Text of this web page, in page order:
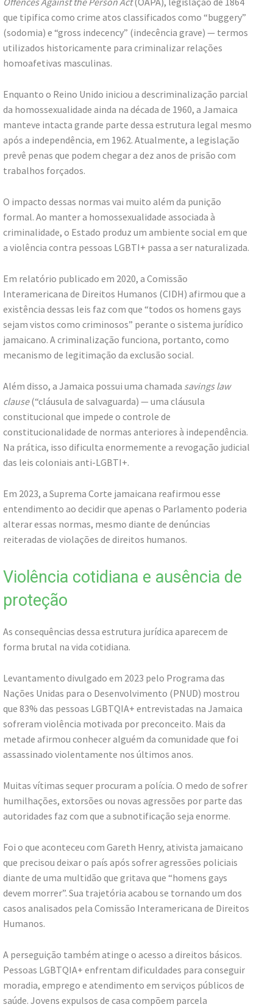
que tipifica como crime atos classificados como “buggery”
(sodomia) e “gross indecency” (indecência grave) — termos
utilizados historicamente para criminalizar relações
homoafetivas masculinas.
Enquanto o Reino Unido iniciou a descriminalização parcial
da homossexualidade ainda na década de 1960, a Jamaica
manteve intacta grande parte dessa estrutura legal mesmo
após a independência, em 1962. Atualmente, a legislação
prevê penas que podem chegar a dez anos de prisão com
trabalhos forçados.
O impacto dessas normas vai muito além da punição
formal. Ao manter a homossexualidade associada à
criminalidade, o Estado produz um ambiente social em que
a violência contra pessoas LGBTI+ passa a ser naturalizada.
Em relatório publicado em 2020, a Comissão
Interamericana de Direitos Humanos (CIDH) afirmou que a
existência dessas leis faz com que “todos os homens gays
sejam vistos como criminosos” perante o sistema jurídico
jamaicano. A criminalização funciona, portanto, como
mecanismo de legitimação da exclusão social.
Além disso, a Jamaica possui uma chamada savings law
clause(“cláusula de salvaguarda) — uma cláusula
constitucional que impede o controle de
constitucionalidade de normas anteriores à independência.
Na prática, isso dificulta enormemente a revogação judicial
das leis coloniais anti-LGBTI+.
Em 2023, a Suprema Corte jamaicana reafirmou esse
entendimento ao decidir que apenas o Parlamento poderia
alterar essas normas, mesmo diante de denúncias
reiteradas de violações de direitos humanos.
Violência cotidiana e ausência de
proteção
As consequências dessa estrutura jurídica aparecem de
forma brutal na vida cotidiana.
Levantamento divulgado em 2023 pelo Programa das
Nações Unidas para o Desenvolvimento (PNUD) mostrou
que 83% das pessoas LGBTQIA+ entrevistadas na Jamaica
sofreram violência motivada por preconceito. Mais da
metade afirmou conhecer alguém da comunidade que foi
assassinado violentamente nos últimos anos.
Muitas vítimas sequer procuram a polícia. O medo de sofrer
humilhações, extorsões ou novas agressões por parte das
autoridades faz com que a subnotificação seja enorme.
Foi o que aconteceu com Gareth Henry, ativista jamaicano
que precisou deixar o país após sofrer agressões policiais
diante de uma multidão que gritava que “homens gays
devem morrer”. Sua trajetória acabou se tornando um dos
casos analisados pela Comissão Interamericana de Direitos
Humanos.
A perseguição também atinge o acesso a direitos básicos.
Pessoas LGBTQIA+ enfrentam dificuldades para conseguir
moradia, emprego e atendimento em serviços públicos de
saúde. Jovens expulsos de casa compõem parcela